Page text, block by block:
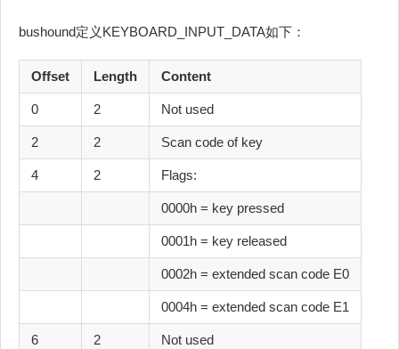
bushound定义KEYBOARD_INPUT_DATA如下：
Offset Length Content
0 2 Not used
2 2 Scan code of key
4 2 Flags:
0000h = key pressed
0001h = key released
0002h = extended scan code E0
0004h = extended scan code E1
6 2 Not used